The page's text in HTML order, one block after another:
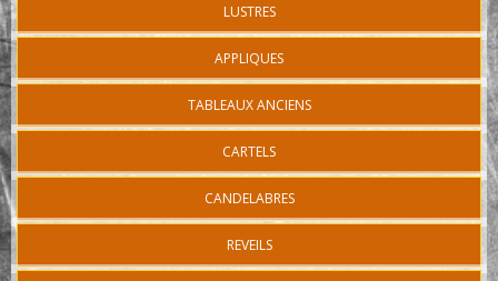
LUSTRES
APPLIQUES
TABLEAUX ANCIENS
CARTELS
CANDELABRES
REVEILS